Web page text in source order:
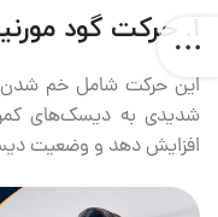
این حرکت شامل خم شدن
شدیدی به دیسک‌های کمر
افزایش دهد و وضعیت